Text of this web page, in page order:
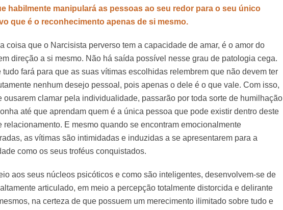
habilmente manipulará as pessoas ao seu redor para o seu único
que é o reconhecimento apenas de si mesmo.
coisa que o Narcisista perverso tem a capacidade de amar, é o amor do
direção a si mesmo. Não há saída possível nesse grau de patologia cega.
tudo fará para que as suas vítimas escolhidas relembrem que não devem ter
nenhum desejo pessoal, pois apenas o dele é o que vale. Com isso,
ousarem clamar pela individualidade, passarão por toda sorte de humilhação
até que aprendam quem é a única pessoa que pode existir dentro deste
relacionamento. E mesmo quando se encontram emocionalmente
as vítimas são intimidadas e induzidas a se apresentarem para a
como os seus troféus conquistados.
aos seus núcleos psicóticos e como são inteligentes, desenvolvem-se de
articulado, em meio a percepção totalmente distorcida e delirante
na certeza de que possuem um merecimento ilimitado sobre tudo e